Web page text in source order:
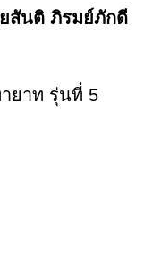
สันติ ภิรมย์ภักดี